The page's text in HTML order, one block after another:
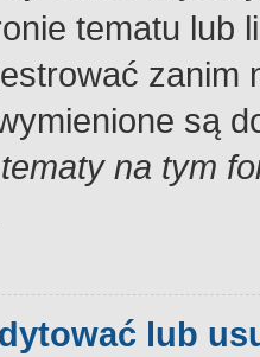
tematu lub
są
na tym
lub